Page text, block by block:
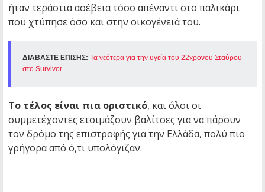
ήταν τεράστια ασέβεια τόσο απέναντι στο παλικάρι
που χτύπησε όσο και στην οικογένειά του.
ΔΙΑΒΑΣΤΕ ΕΠΙΣΗΣ: Τα νεότερα για την υγεία του 22χρονου Σταύρου
στο Survivor
Το τέλος είναι πια οριστικό, και όλοι οι
συμμετέχοντες ετοιμάζουν βαλίτσες για να πάρουν
τον δρόμο της επιστροφής για την Ελλάδα, πολύ πιο
γρήγορα από ό,τι υπολόγιζαν.